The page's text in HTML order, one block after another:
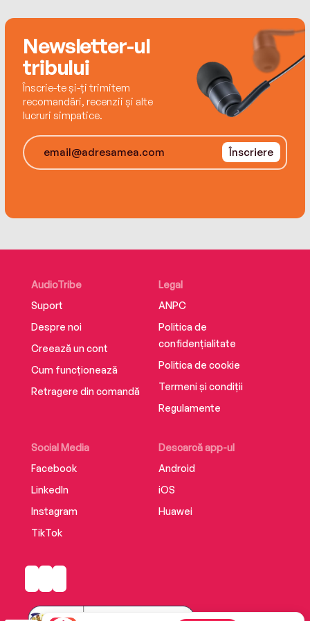
Newsletter-ul
tribului
Înscrie-te și-ți trimitem
recomandări, recenzii și alte
lucruri simpatice.
Înscriere
AudioTribe
Suport
Despre noi
Creează un cont
Cum funcționează
Retragere din comandă
Social Media
Facebook
LinkedIn
Instagram
TikTok
Descarcă app-ul
Android
iOS
Huawei
Legal
ANPC
Politica de
confidențialitate
Politica de cookie
Termeni și condiții
Regulamente